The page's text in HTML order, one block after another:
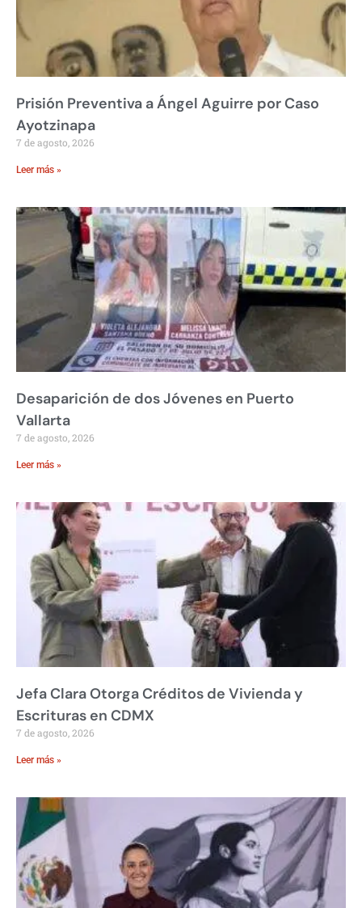
Prisión Preventiva a Ángel Aguirre por Caso
Ayotzinapa
7 de agosto, 2026
Leer más »
Desaparición de dos Jóvenes en Puerto
Vallarta
7 de agosto, 2026
Leer más »
Jefa Clara Otorga Créditos de Vivienda y
Escrituras en CDMX
7 de agosto, 2026
Leer más »